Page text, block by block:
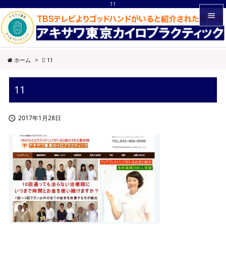
11


メニュ
ホーム > 11
11
 2017年1月28日